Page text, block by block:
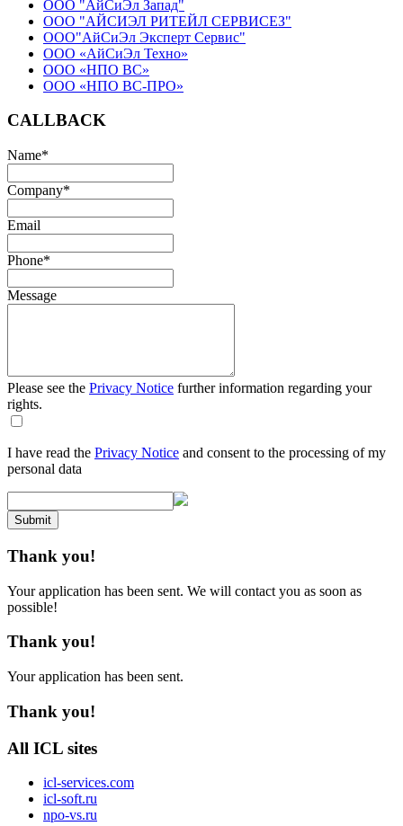
ООО "АйСиЭл Запад"
ООО "АЙСИЭЛ РИТЕЙЛ СЕРВИСЕЗ"
ООО"АйСиЭл Эксперт Сервис"
ООО «АйСиЭл Техно»
ООО «НПО ВС»
ООО «НПО ВС-ПРО»
CALLBACK
Name*
Company*
Email
Phone*
Message
Please see the Privacy Notice further information regarding your
rights.
I have read the Privacy Notice and consent to the processing of my
personal data
Submit
Thank you!
Your application has been sent. We will contact you as soon as
possible!
Thank you!
Your application has been sent.
Thank you!
All ICL sites
icl-services.com
icl-soft.ru
npo-vs.ru